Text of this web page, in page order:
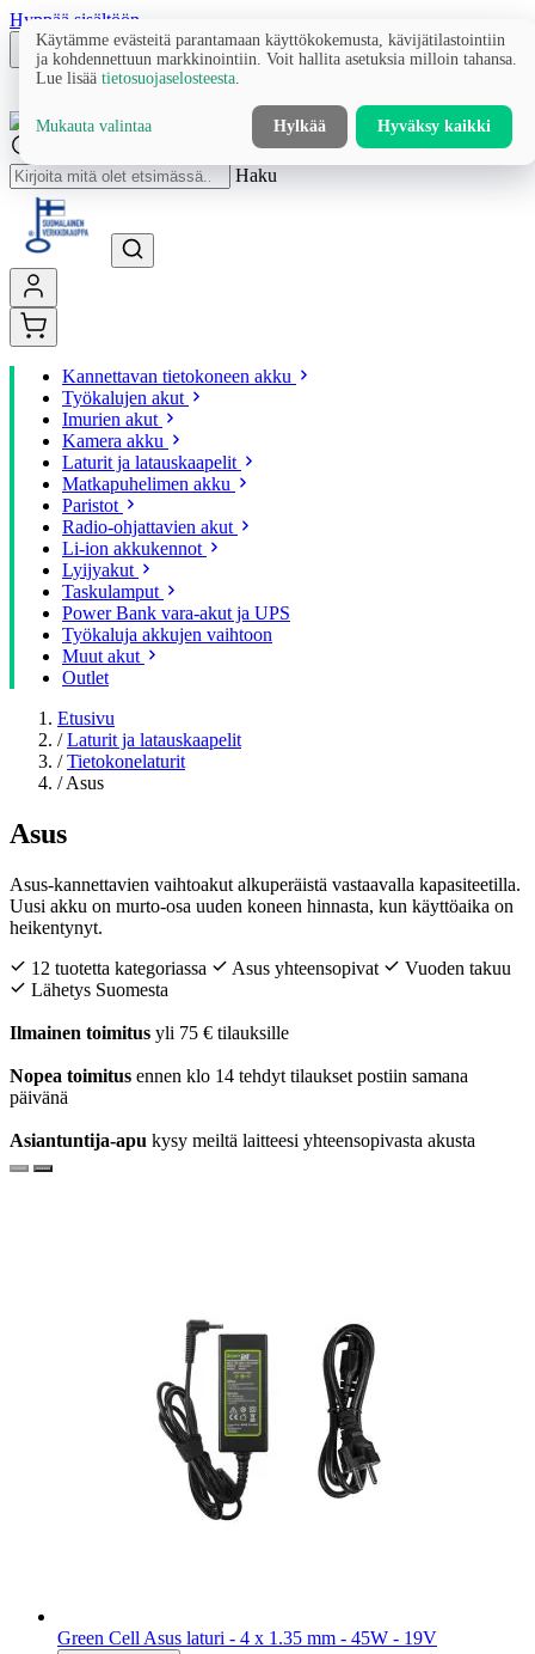
Hyppää sisältöön
Haku
Kannettavan tietokoneen akku
Työkalujen akut
Imurien akut
Kamera akku
Laturit ja latauskaapelit
Matkapuhelimen akku
Paristot
Radio-ohjattavien akut
Li-ion akkukennot
Lyijyakut
Taskulamput
Power Bank vara-akut ja UPS
Työkaluja akkujen vaihtoon
Muut akut
Outlet
Etusivu
/ Laturit ja latauskaapelit
/ Tietokonelaturit
/ Asus
Asus
Asus-kannettavien vaihtoakut alkuperäistä vastaavalla kapasiteetilla.
Uusi akku on murto-osa uuden koneen hinnasta, kun käyttöaika on
heikentynyt.
12 tuotetta kategoriassa
Asus yhteensopivat
Vuoden takuu
Lähetys Suomesta
Ilmainen toimitus yli 75 € tilauksille
Nopea toimitus ennen klo 14 tehdyt tilaukset postiin samana
päivänä
Asiantuntija-apu kysy meiltä laitteesi yhteensopivasta akusta
Green Cell Asus laturi - 4 x 1.35 mm - 45W - 19V
Käytämme evästeitä parantamaan käyttökokemusta, kävijätilastointiin
ja kohdennettuun markkinointiin. Voit hallita asetuksia milloin tahansa.
Lue lisää tietosuojaselosteesta
Mukauta valintaa Hylkää Hyväksy kaikki